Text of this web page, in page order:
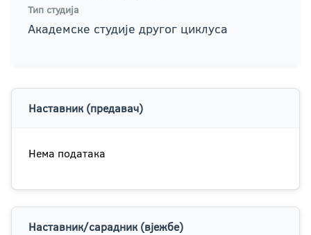
Тип студија
Академске студије другог циклуса
Наставник (предавач)
Нема података
Наставник/сарадник (вјежбе)